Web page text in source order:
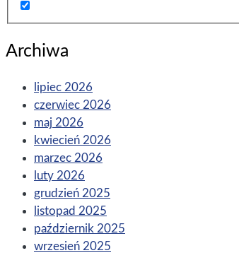
Archiwa
lipiec 2026
czerwiec 2026
maj 2026
kwiecień 2026
marzec 2026
luty 2026
grudzień 2025
listopad 2025
październik 2025
wrzesień 2025